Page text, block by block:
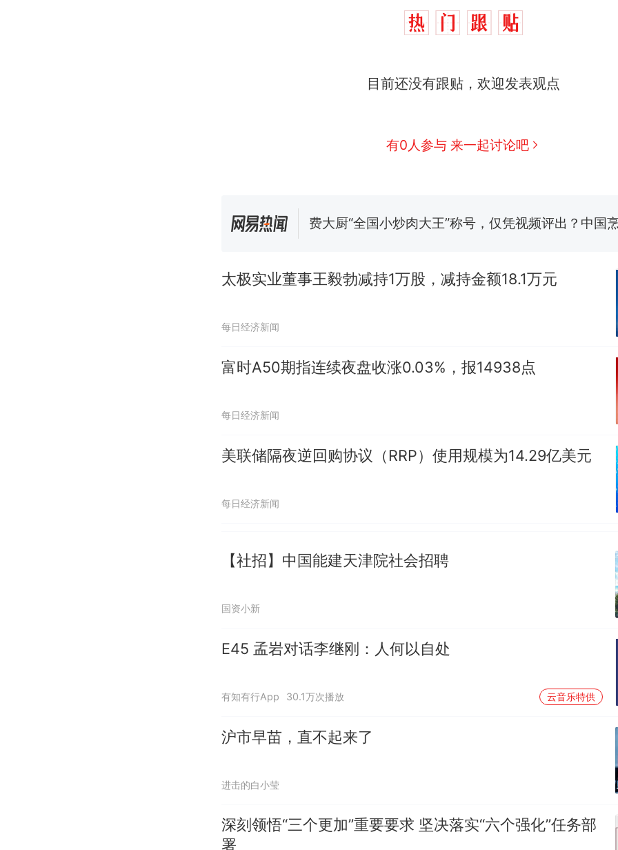
目前还没有跟贴，欢迎发表观点
有0人参与 来一起讨论吧
制裁瓜子饺子，美国怕什么？
男子上山采菌偶然发现鸡枞菌窝，原地守1天等它长大
朵
参考消息）
那个在床头放菜刀的女孩，因老师一句“跟我回家
太极实业董事王毅勃减持1万股，减持金额18.1万元
每日经济新闻
富时A50期指连续夜盘收涨0.03%，报14938点
每日经济新闻
美联储隔夜逆回购协议（RRP）使用规模为14.29亿美元
每日经济新闻
【社招】中国能建天津院社会招聘
国资小新
E45 孟岩对话李继刚：人何以自处
有知有行App 30.1万次播放 云音乐特供
沪市早苗，直不起来了
进击的白小莹
深刻领悟“三个更加”重要要求 坚决落实“六个强化”任务部
署